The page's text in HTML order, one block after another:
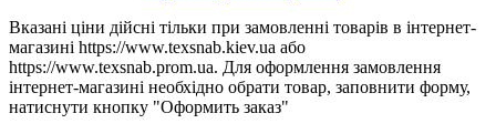
Вказані ціни дійсні тільки при замовленні товарів в інтернет-
магазині https://www.texsnab.kiev.ua або
https://www.texsnab.prom.ua. Для оформлення замовлення
інтернет-магазині необхідно обрати товар, заповнити форму,
натиснути кнопку "Оформить заказ"